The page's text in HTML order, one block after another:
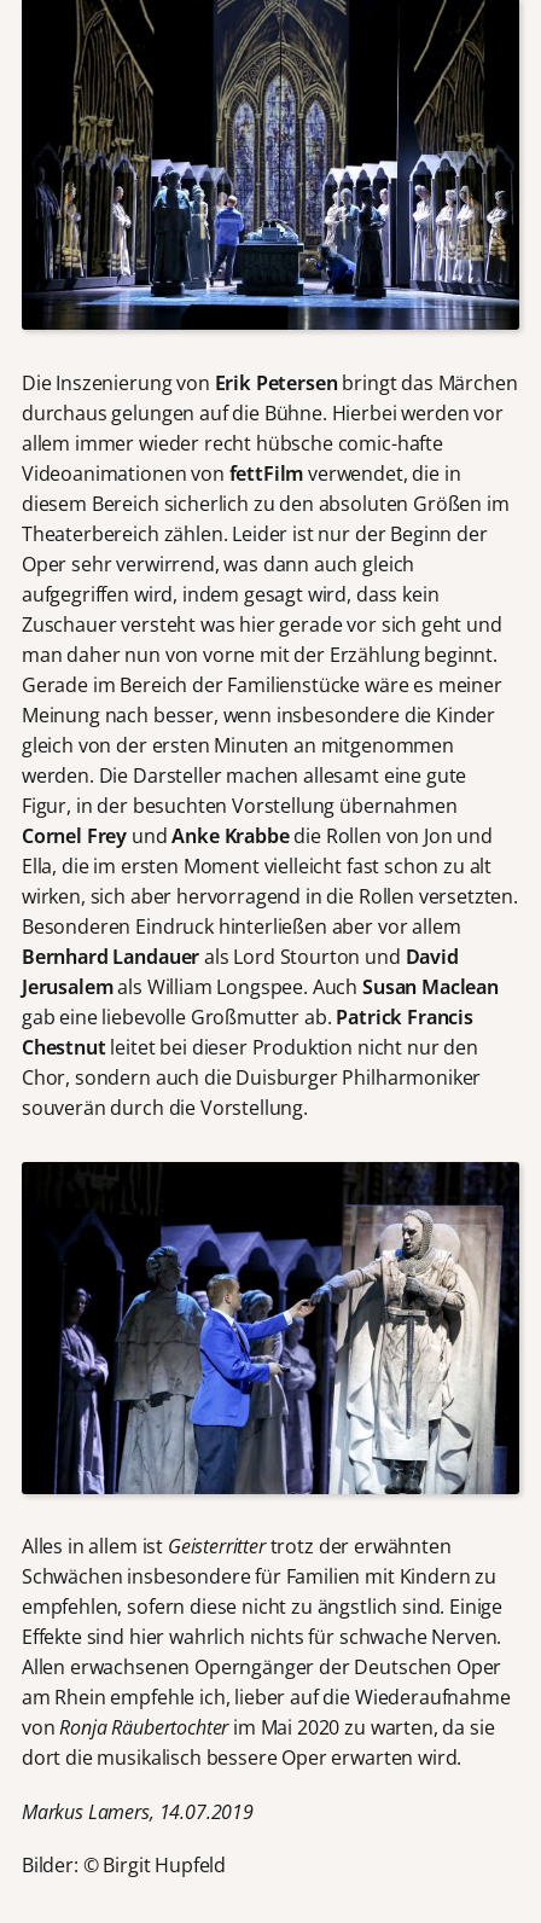
Die Inszenierung von Erik Petersenbringt das Märchen
durchaus gelungen auf die Bühne. Hierbei werden vor
allem immer wieder recht hübsche comic-hafte
Videoanimationen von fettFilmverwendet, die in
diesem Bereich sicherlich zu den absoluten Größen im
Theaterbereich zählen. Leider ist nur der Beginn der
Oper sehr verwirrend, was dann auch gleich
aufgegriffen wird, indem gesagt wird, dass kein
Zuschauer versteht was hier gerade vor sich geht und
man daher nun von vorne mit der Erzählung beginnt.
Gerade im Bereich der Familienstücke wäre es meiner
Meinung nach besser, wenn insbesondere die Kinder
gleich von der ersten Minuten an mitgenommen
werden. Die Darsteller machen allesamt eine gute
Figur, in der besuchten Vorstellung übernahmen
Cornel Frey undAnke Krabbedie Rollen von Jon und
Ella, die im ersten Moment vielleicht fast schon zu alt
wirken, sich aber hervorragend in die Rollen versetzten.
Besonderen Eindruck hinterließen aber vor allem
Bernhard Landauerals Lord Stourton und David
Jerusalemals William Longspee. Auch Susan Maclean
gab eine liebevolle Großmutter ab. Patrick Francis
Chestnutleitet bei dieser Produktion nicht nur den
Chor, sondern auch die Duisburger Philharmoniker
souverän durch die Vorstellung.
Alles in allem ist Geisterrittertrotz der erwähnten
Schwächen insbesondere für Familien mit Kindern zu
empfehlen, sofern diese nicht zu ängstlich sind. Einige
Effekte sind hier wahrlich nichts für schwache Nerven.
Allen erwachsenen Operngänger der Deutschen Oper
am Rhein empfehle ich, lieber auf die Wiederaufnahme
vonRonja Räubertochterim Mai 2020 zu warten, da sie
dort die musikalisch bessere Oper erwarten wird.
Markus Lamers, 14.07.2019
Bilder: © Birgit Hupfeld